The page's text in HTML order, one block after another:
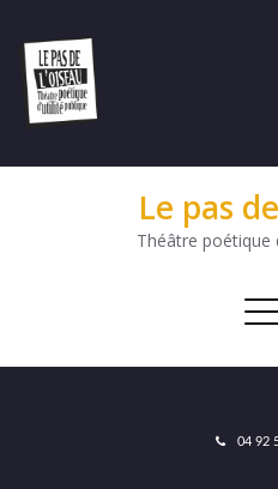
Le pas
Théâtre poétique
04 92